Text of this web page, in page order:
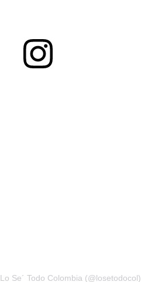
Se´ Todo Colombia (@losetodocol)